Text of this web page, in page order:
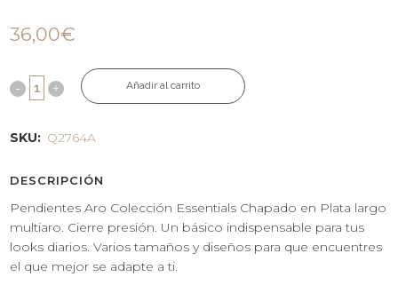
36,00€
Añadir al carrito
SKU: Q2764A
DESCRIPCIÓN
Pendientes Aro Colección Essentials Chapado en Plata largo
multiaro. Cierre presión. Un básico indispensable para tus
looks diarios. Varios tamaños y diseños para que encuentres
el que mejor se adapte a ti.